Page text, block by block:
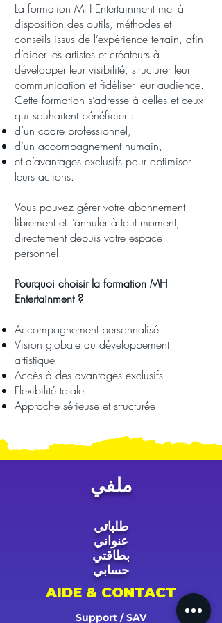
La formation MH Entertainment met à
disposition des outils, méthodes et
conseils issus de l’expérience terrain, afin
d’aider les artistes et créateurs à
développer leur visibilité, structurer leur
communication et fidéliser leur audience.
Cette formation s’adresse à celles et ceux
qui souhaitent bénéficier :
d’un cadre professionnel,
d’un accompagnement humain,
et d’avantages exclusifs pour optimiser
leurs actions.
Vous pouvez gérer votre abonnement
librement et l’annuler à tout moment,
directement depuis votre espace
personnel.
Pourquoi choisir la formation MH
Entertainment ?
Accompagnement personnalisé
Vision globale du développement
artistique
Accès à des avantages exclusifs
Flexibilité totale
Approche sérieuse et structurée
ملفي
طلباتي
عنواني
بطاقتي
حسابي
AIDE & CONTACT
Support / SAV